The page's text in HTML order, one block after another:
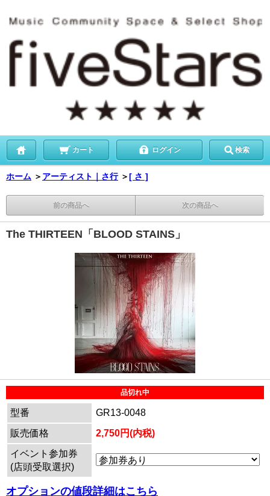
カート ログイン 検索
ホーム ＞ アーティスト｜さ行 ＞[ さ ]
前の商品へ 次の商品へ
The THIRTEEN「BLOOD STAINS」
品切れ中
型番
GR13-0048
販売価格
2,750円(内税)
イベント参加券
(店頭受取選択)
オプションの値段詳細はこちら